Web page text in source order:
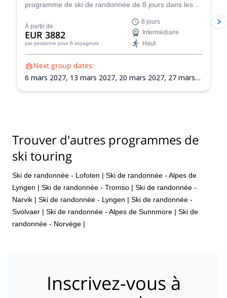
programme de ski de randonnée de 8 jours dans les
Norvège !
À partir de
EUR 3882
par personne pour 6 voyageurs
8 jours
Intermédiaire
Haut
Next group dates:
6 mars 2027, 13 mars 2027, 20 mars 2027, 27 mars
Trouver d'autres programmes de
ski touring
Ski de randonnée - Lofoten | Ski de randonnée - Alpes de
Lyngen | Ski de randonnée - Tromso | Ski de randonnée -
Narvik | Ski de randonnée - Lyngen | Ski de randonnée -
Svolvaer | Ski de randonnée - Alpes de Sunnmore | Ski de
randonnée - Norvège |
Inscrivez-vous à